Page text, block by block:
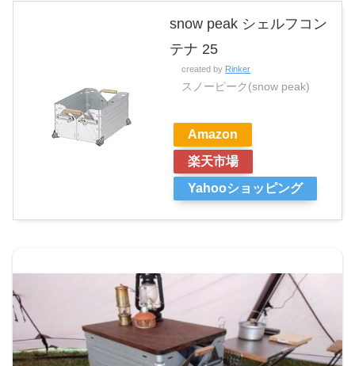
snow peak シェルフコン
テナ 25
created by Rinker
スノーピーク(snow peak)
Amazon
楽天市場
Yahooショッピング